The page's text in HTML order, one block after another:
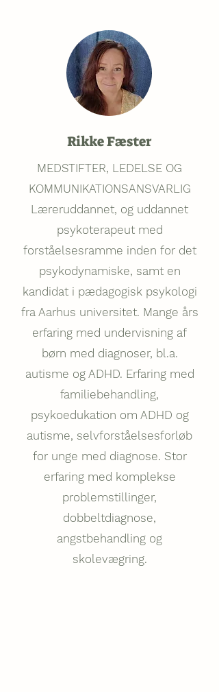
Rikke Fæster
MEDSTIFTER, LEDELSE OG
KOMMUNIKATIONSANSVARLIG
Læreruddannet, og uddannet
psykoterapeut med
forståelsesramme inden for det
psykodynamiske, samt en
kandidat i pædagogisk psykologi
fra Aarhus universitet. Mange års
erfaring med undervisning af
børn med diagnoser, bl.a.
autisme og ADHD. Erfaring med
familiebehandling,
psykoedukation om ADHD og
autisme, selvforståelsesforløb
for unge med diagnose. Stor
erfaring med komplekse
problemstillinger,
dobbeltdiagnose,
angstbehandling og
skolevægring.